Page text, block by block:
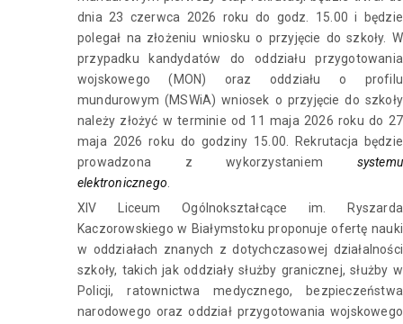
dnia 23 czerwca 2026 roku do godz. 15.00 i będzie
polegał na złożeniu wniosku o przyjęcie do szkoły. W
przypadku kandydatów do oddziału przygotowania
wojskowego (MON) oraz oddziału o profilu
mundurowym (MSWiA) wniosek o przyjęcie do szkoły
należy złożyć w terminie od 11 maja 2026 roku do 27
maja 2026 roku do godziny 15.00. Rekrutacja będzie
prowadzona z wykorzystaniem systemu
elektronicznego
XIV Liceum Ogólnokształcące im. Ryszarda
Kaczorowskiego w Białymstoku proponuje ofertę nauki
w oddziałach znanych z dotychczasowej działalności
szkoły, takich jak oddziały służby granicznej, służby w
Policji, ratownictwa medycznego, bezpieczeństwa
narodowego oraz oddział przygotowania wojskowego